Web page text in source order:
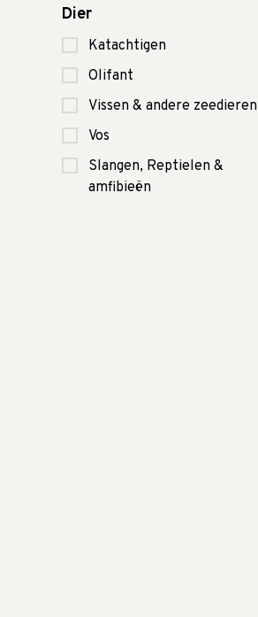
Dier
Katachtigen
Olifant
Vissen & andere zeedieren
Vos
Slangen, Reptielen &
amfibieën